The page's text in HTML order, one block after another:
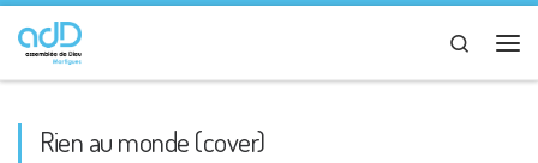
Passer au contenu
Search
Rien au monde (cover)